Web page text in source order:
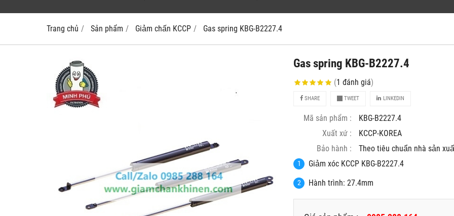
Trang chủ Sản phẩm Giảm chấn KCCP Gas spring KBG-B2227.4
Gas spring KBG-B2227.4
(1đánh giá)
SHARE TWEET LINKEDIN
Mã sản phẩm :
KBG-B2227.4
Xuất xứ :
KCCP-KOREA
Bảo hành :
Theo tiêu chuẩn nhà sản
Giảm xóc KCCP KBG-B2227.4
Hành trình: 27.4mm